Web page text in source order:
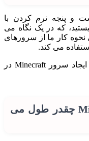
و پنجه نرم کردن با
که در یک نگاه می
نحوه کار ما از سرورهای
همچنین حاوی راهنمای گام به گام برای ایجاد سرور Minecraft در
راه اندازی یک سرور Minecraft چقدر طول می